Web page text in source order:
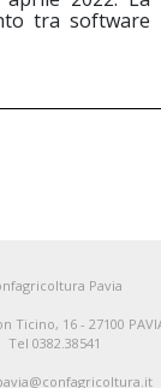
tra software
Pavia
Ticino, 16 - 27100
Tel 0382.38541